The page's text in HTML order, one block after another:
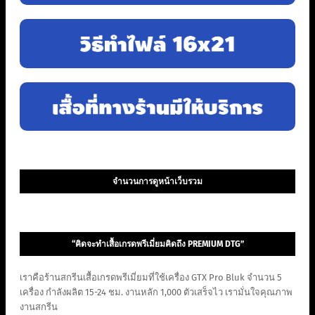
จำนวนการดูหน้าเว็บรวม
“คิดจะทำเสื้อเกรดพรีเมี่ยมคิดถึง PREMIUM DTG”
เราคือร้านสกรีนเสื้อเกรดพรีเมี่ยมที่ใช้เครื่อง GTX Pro Bluk จำนวน 5
เครื่อง กำลังผลิต 15-24 ชม. งานหลัก 1,000 ตัวเสร็จไว เรามั่นใจคุณภาพ
งานสกรีน